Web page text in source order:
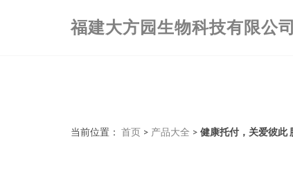
福建大方园生物科技有限公司
当前位置： 首页 > 产品大全 > 健康托付，关爱彼此